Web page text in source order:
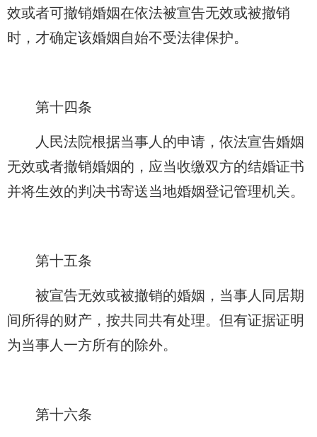
效或者可撤销婚姻在依法被宣告无效或被撤销
时，才确定该婚姻自始不受法律保护。
第十四条
人民法院根据当事人的申请，依法宣告婚姻
无效或者撤销婚姻的，应当收缴双方的结婚证书
并将生效的判决书寄送当地婚姻登记管理机关。
第十五条
被宣告无效或被撤销的婚姻，当事人同居期
间所得的财产，按共同共有处理。但有证据证明
为当事人一方所有的除外。
第十六条